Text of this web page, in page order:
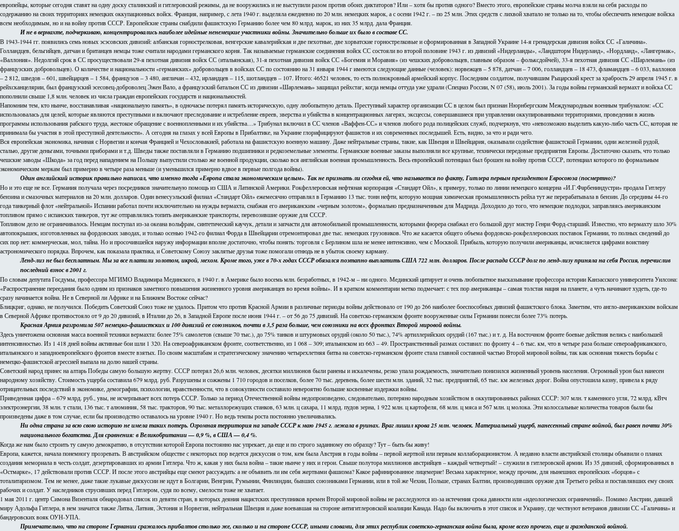
европейцы, которые сегодня ставят на одну доску сталинский и гитлеровский режимы, да не вооружились и не выступили разом против обоих диктаторов? Или – хотя бы против одного? Вместо этого, европейские страны молча взяли на себя расходы по
содержанию на своих территориях немецких оккупационных войск. Франция, например, с лета 1940 г. выделяла ежедневно по 20 млн. немецких марок, а с осени 1942 г. – по 25 млн. Этих средств с лихвой хватало не только на то, чтобы обеспечить немецкие войска
всем необходимым, но и на войну против СССР. Европейские страны снабдили фашистскую Германию более чем 80 млрд. марок, из них 35 млрд. дала Франция.
И не в вермахте, подчеркиваю, концентрировались наиболее идейные ненемецкие участники войны. Значительно больше их было в составе СС.
В 1943-1944 гг. появились семь новых эсэсовских дивизий: албанская горнострелковая, венгерские кавалерийская и две пехотные, две хорватские горнострелковые и сформированная в Западной Украине 14-я гренадерская дивизия войск СС «Галичина».
Голландцев, бельгийцев, датчан и британцев немцы тоже считали народами германского корня. Так называемые германские соединения войск СС состояли во второй половине 1943 г. из дивизий «Нидерланды», «Ландшторм Нидерланд», «Нордланд», «Лангермак»,
«Валлония». Недолгий срок в СС просуществовали 29-я пехотная дивизия войск СС (итальянская), 31-я пехотная дивизия войск СС «Богемия и Моравия» (из чешских добровольцев, главным образом – фольксдойчей), 33-я пехотная дивизия СС «Шарлемань» (из
французских добровольцев). О количестве и национальности «германских» добровольцев в войсках СС по состоянию на 31 января 1944 г имеются следующие данные (человек): норвежцев – 5 878, датчан – 7 006, голландцев – 18 473, фламандцев – 6 033, валлонов
– 2 812, шведов – 601, швейцарцев – 1 584, французов – 3 480, англичан – 432, ирландцев – 115, шотландцев – 107. Итого: 46521 человек, то есть полнокровный армейский корпус. Последним солдатом, получившим Рыцарский крест за храбрость 29 апреля 1945 г. в
рейхсканцелярии, был французский эсесовец-доброволец Эжен Вало, а французский батальон СС из дивизии «Шарлемань» защищал рейхстаг, когда немцы оттуда уже удрали (Спецназ России, N 07 (58), июль 2001). За годы войны германский вермахт и войска СС
пополнили свыше 1,8 млн. человек из числа граждан европейских государств и национальностей.
Напомним тем, кто нынче, восстанавливая «национальную память», в одночасье потерял память историческую, одну любопытную деталь. Преступный характер организации СС в целом был признан Нюрнбергским Международным военным трибуналом: «СС
использовалась для целей, которые являются преступными и включают преследование и истребление евреев, зверства и убийства в концентрационных лагерях, эксцессы, совершавшиеся при управлении оккупированными территориями, проведении в жизнь
программы использования рабского труда, жестокое обращение с военнопленными и их убийства…» Трибунал включил в СС членов «Ваффен-СС» и членов любого рода полицейских служб, подчеркнув, что «невозможно выделить какую-либо часть СС, которая не
принимала бы участия в этой преступной деятельности». А сегодня на глазах у всей Европы в Прибалтике, на Украине глорифицируют фашистов и их современных последышей. Есть, видно, за что и ради чего.
Вся европейская экономика, начиная с Норвегии и кончая Францией и Чехословакией, работала на фашистскую военную машину. Даже нейтральные страны, такие, как Швеция и Швейцария, оказывали содействие фашистской Германии, одни железной рудой,
сталью, другие деньгами, точными приборами и т.д. Шведы также поставляли в Германию подшипники и редкоземельные элементы. Германские военные заказы выполняли все крупные, технически передовые предприятия Европы. Достаточно сказать, что только
чешские заводы «Шкода» за год перед нападением на Польшу выпустили столько же военной продукции, сколько вся английская военная промышленность. Весь европейский потенциал был брошен на войну против СССР, потенциал которого по формальным
экономическим меркам был примерно в четыре раза меньше (и уменьшился примерно вдвое в первые полгода войны).
Один английский историк правильно написал, что именно тогда «Европа стала экономическим целым». Так не признать ли сегодня ей, что называется по факту, Гитлера первым президентом Евросоюза (посмертно)?
Но и это еще не все. Германия получала через посредников значительную помощь из США и Латинской Америки. Рокфеллеровская нефтяная корпорация «Стандарт Ойл», к примеру, только по линии немецкого концерна «И.Г.Фарбениндустри» продала Гитлеру
бензина и смазочных материалов на 20 млн. долларов. Один венесуэльский филиал «Стандарт Ойл» ежемесячно отправлял в Германию 13 тыс. тонн нефти, которую мощная химическая промышленность рейха тут же перерабатывала в бензин. До середины 44-го
года танкерный флот «нейтральной» Испании работал почти исключительно на нужды вермахта, снабжая его американским «черным золотом», формально предназначенным для Мадрида. Доходило до того, что немецкие подлодки, заправляясь американским
топливом прямо с испанских танкеров, тут же отправлялись топить американские транспорты, перевозившие оружие для СССР.
Топливом дело не ограничивалось. Немцам поступал из-за океана вольфрам, синтетический каучук, детали и запчасти для автомобильной промышленности, которыми фюрера снабжал его большой друг мистер Генри Форд-старший. Известно, что вермахту шло 30%
автопокрышек, изготовленных на фордовских заводах, и только осенью 1942-го филиал Форда в Швейцарии отремонтировал две тыс. немецких грузовиков. Что же касается общего объема фордовско-рокфеллеровских поставок Германии, то полных сведений до
сих пор нет: коммерческая, мол, тайна. Но и просочившейся наружу информации вполне достаточно, чтобы понять: торговля с Берлином шла не менее интенсивно, чем с Москвой. Прибыль, которую получили американцы, исчисляется цифрами воистину
астрономического порядка. Впрочем, как показала практика, и Советскому Союзу заклятые друзья тоже помогали отнюдь не в убыток своему карману.
Ленд-лиз не был бесплатным. Мы за все платили золотом, икрой, мехом. Кроме того, уже в 70-х годах СССР обязался поэтапно выплатить США 722 млн. долларов. После распада СССР долг по ленд-лизу приняла на себя Россия, перечислив
последний взнос в 2001 г.
По словам депутата Госдумы, профессора МГИМО Владимира Мединского, в 1940 г. в Америке было восемь млн. безработных, в 1942-м – ни одного. Мединский цитирует и очень любопытное высказывание профессора истории Канзасского университета Уилсона:
«Распространение переедания было одним из признаков заметного повышения жизненного уровня американцев во время войны». И в кратком комментарии метко подмечает: с тех пор американцы – самая толстая нация на планете, а чуть начинают худеть, где-то
сразу начинается война. Не в Северной ли Африке и на Ближнем Востоке сейчас?
Блицкриг, однако, не получился. Победить Советский Союз тоже не удалось. Притом что против Красной Армии в различные периоды войны действовало от 190 до 266 наиболее боеспособных дивизий фашистского блока. Заметим, что англо-американским войскам
в Северной Африке противостояло от 9 до 20 дивизий, в Италии до 26, в Западной Европе после июня 1944 г. – от 56 до 75 дивизий. На советско-германском фронте вооруженные силы Германии понесли более 73% потерь.
Красная Армия разгромила 507 немецко-фашистских и 100 дивизий ее союзников, почти в 3,5 раза больше, чем союзники на всех фронтах Второй мировой войны.
Здесь уничтожена основная масса военной техники вермахта: более 75% самолетов (свыше 70 тыс.), до 75% танков и штурмовых орудий (около 50 тыс.), 74% артиллерийских орудий (167 тыс.) и т. д. На восточном фронте боевые действия велись с наибольшей
интенсивностью. Из 1 418 дней войны активные бои шли 1 320. На североафриканском фронте, соответственно, из 1 068 – 309; итальянском из 663 – 49. Пространственный размах составил: по фронту 4 – 6 тыс. км, что в четыре раза больше североафриканского,
итальянского и западноевропейского фронтов вместе взятых. По своим масштабам и стратегическому значению четырехлетняя битва на советско-германском фронте стала главной составной частью Второй мировой войны, так как основная тяжесть борьбы с
немецко-фашистской агрессией выпала на долю нашей страны.
Советский народ принес на алтарь Победы самую большую жертву. СССР потерял 26,6 млн. человек, десятки миллионов были ранены и искалечены, резко упала рождаемость, значительно понизился жизненный уровень населения. Огромный урон был нанесен
народному хозяйству. Стоимость ущерба составила 679 млрд. руб. Разрушены и сожжены 1 710 городов и поселков, более 70 тыс. деревень, более шести млн. зданий, 32 тыс. предприятий, 65 тыс. км железных дорог. Война опустошила казну, привела к ряду
отрицательных последствий в экономике, демографии, психологии, нравственности, что в совокупности составило невероятно большие косвенные издержки войны.
Приведенная цифра – 679 млрд. руб., увы, не исчерпывает всех потерь СССР. Только за период Отечественной войны недопроизведено, следовательно, потеряно народным хозяйством в оккупированных районах СССР: 307 млн. т каменного угля, 72 млрд. кВтч
электроэнергии, 38 млн. т стали, 136 тыс. т алюминия, 58 тыс. тракторов, 90 тыс. металлорежущих станков, 63 млн. ц сахара, 11 млрд. пудов зерна, 1 922 млн. ц картофеля, 68 млн. ц мяса и 567 млн. ц молока. Эти колоссальные количества товаров были бы
произведены даже в том случае, если бы производство оставалось на уровне 1940 г. Но ведь темпы роста постоянно увеличивались.
Ни одна страна за всю свою историю не имела таких потерь. Огромная территория на западе СССР к маю 1945 г. лежала в руинах. Враг лишил крова 25 млн. человек. Материальный ущерб, нанесенный стране войной, был равен почти 30%
национального богатства. Для сравнения: в Великобритании — 0,9 %, в США — 0,4 %.
Когда же нам было строить ту самую демократию, в отсутствии которой Европа постоянно нас упрекает, да еще и по строго заданному ею образцу? Тут – быть бы живу!
Европа, кажется, начала понемногу прозревать. В австрийском обществе с некоторых пор ведется дискуссия о том, кем была Австрия в годы войны – первой жертвой или первым коллаборационистом. А недавно власти австрийской столицы объявили о планах
создания мемориала в честь солдат, дезертировавших из армии Гитлера. Что ж, какая у них была война – такие нынче у них и герои. Свыше полутора миллионов австрийцев – каждый четвертый! – служили в гитлеровской армии. Из 35 дивизий, сформированных в
«Остмарке», 17 действовали против СССР. И после этого австрийцы еще смеют рассуждать: а не объявить ли им себя жертвами фашизма? Какое рафинированное лицемерие! Весьма характерное, между прочим, для нынешних европейских «борцов» с
тоталитаризмом. Тем не менее, даже такие лукавые дискуссии не идут в Болгарии, Венгрии, Румынии, Финляндии, бывших союзниками Германии, или в той же Чехии, Польше, странах Балтии, производивших оружие для Третьего рейха и поставлявших ему своих
рабочих и солдат. У наследников струсивших перед Гитлером, судя по всему, смелости тоже не хватает.
1 мая 2011 г. центр Симона Визенталя обнародовал список из девяти стран, в которых деяния нацистских преступников времен Второй мировой войны не расследуются из-за истечения срока давности или «идеологических ограничений». Помимо Австрии, давшей
миру Адольфа Гитлера, в нем значатся также Литва, Латвия, Эстония и Норвегия, нейтральная Швеция и даже воевавшая на стороне антигитлеровской коалиции Канада. Надо бы включить в этот список и Украину, где чествуют ветеранов дивизии СС «Галичина» и
бандеровских вояк ОУН-УПА.
Примечательно, что на стороне Германии сражалось прибалтов столько же, сколько и на стороне СССР, иными словами, для этих республик советско-германская война была, кроме всего прочего, еще и гражданской войной.